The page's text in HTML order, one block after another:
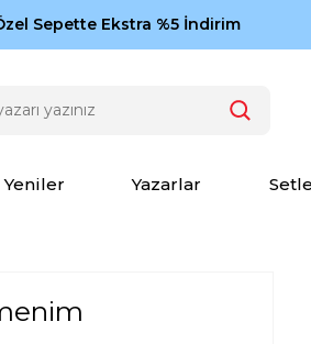
Cengiz Aytmatov
Sepette Ekstra %5 İndirim
Yeniler Yazarlar